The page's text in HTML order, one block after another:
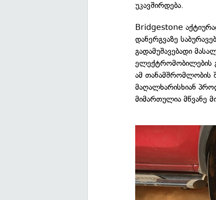
უკავშირდება.
Bridgestone
დანერგვაზე
გადამუშავებადი
ელექტრომობილების
ამ თანამშრომლობის
მაღალხარისხიან
მიმართულია მწვანე